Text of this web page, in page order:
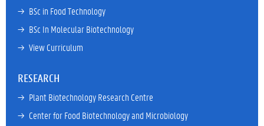
→ BSc in Food Technology
→ BSc In Molecular Biotechnology
→ View Curriculum
RESEARCH
→ Plant Biotechnology Research Centre
→ Center for Food Biotechnology and Microbiology